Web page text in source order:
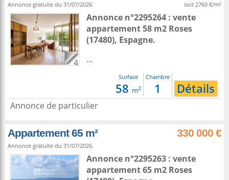
Annonce gratuite du 31/07/2026. soit 2760 €/m²
4
Annonce n°2295264 : vente
appartement 58 m2 Roses
(17480), Espagne.
...
Surface
58 m2
Chambre
1 Détails
Annonce de particulier
Appartement 65 m² 330 000 €
Annonce gratuite du 31/07/2026.
Annonce n°2295263 : vente
appartement 65 m2 Roses